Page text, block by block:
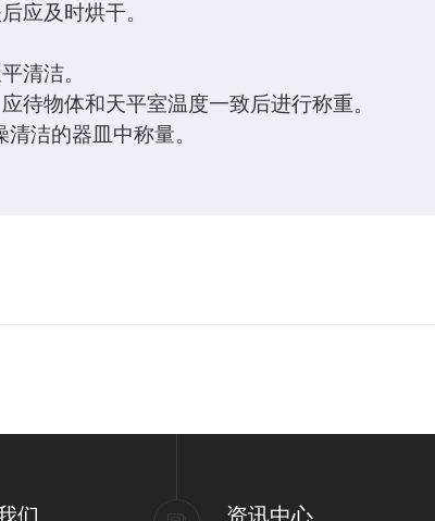
应及时烘干。
清洁。
待物体和天平室温度一致后进行称重。
洁的器皿中称量。
们 资讯中心